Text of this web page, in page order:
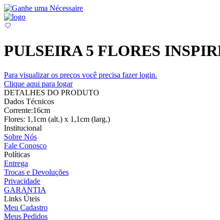
PULSEIRA 5 FLORES
Para visualizar os preços você precisa fazer login.
Clique aqui para logar
DETALHES DO PRODUTO
Dados Técnicos
Corrente:16cm
Flores: 1,1cm (alt.) x 1,1cm (larg.)
Institucional
Sobre Nós
Fale Conosco
Políticas
Entrega
Trocas e Devoluções
Privacidade
GARANTIA
Links Úteis
Meu Cadastro
Meus Pedidos